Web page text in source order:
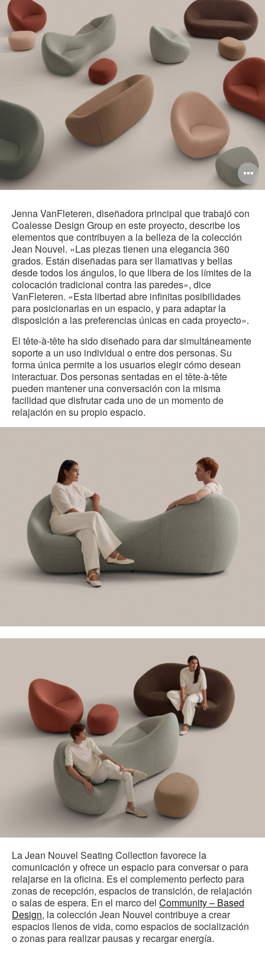
Jenna VanFleteren, diseñadora principal que trabajó con
Coalesse Design Group en este proyecto, describe los
elementos que contribuyen a la belleza de la colección
Jean Nouvel. «Las piezas tienen una elegancia 360
grados. Están diseñadas para ser llamativas y bellas
desde todos los ángulos, lo que libera de los límites de la
colocación tradicional contra las paredes», dice
VanFleteren. «Esta libertad abre infinitas posibilidades
para posicionarlas en un espacio, y para adaptar la
disposición a las preferencias únicas en cada proyecto».
El tête-à-tête ha sido diseñado para dar simultáneamente
soporte a un uso individual o entre dos personas. Su
forma única permite a los usuarios elegir cómo desean
interactuar. Dos personas sentadas en el tête-à-tête
pueden mantener una conversación con la misma
facilidad que disfrutar cada uno de un momento de
relajación en su propio espacio.
La Jean Nouvel Seating Collection favorece la
comunicación y ofrece un espacio para conversar o para
relajarse en la oficina. Es el complemento perfecto para
zonas de recepción, espacios de transición, de relajación
o salas de espera. En el marco del Community – Based
Design, la colección Jean Nouvel contribuye a crear
espacios llenos de vida, como espacios de socialización
o zonas para realizar pausas y recargar energía.